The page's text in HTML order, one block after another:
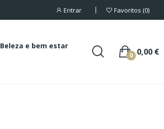
Entrar Favoritos 0
Beleza e bem estar
0,00 €
0